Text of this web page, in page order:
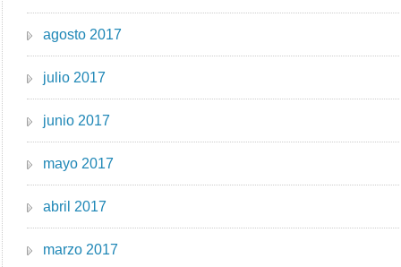
agosto 2017
julio 2017
junio 2017
mayo 2017
abril 2017
marzo 2017